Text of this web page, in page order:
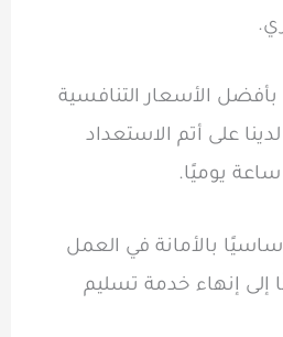
الأسعار التنافسية
على أتم الاستعداد
بالأمانة في العمل
إلى إنهاء خدمة تسليم